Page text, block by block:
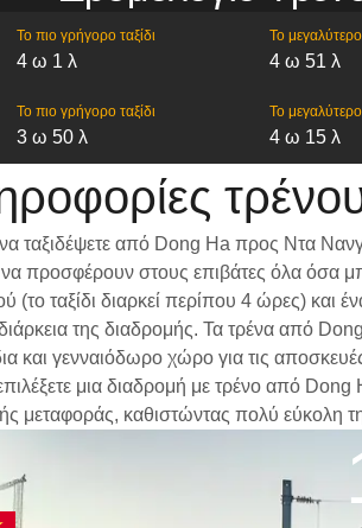
Το πιο γρήγορο ταξίδι
4 ω 1 λ
Το μεγαλύτερο
4 ω 51 λ
Το πιο γρήγορο ταξίδι
3 ω 50 λ
Το μεγαλύτερο
4 ω 15 λ
ταξιδέψετε από Dong Ha προς Ντα
προσφέρουν στους επιβάτες όλα όσα
(το ταξίδι διαρκεί περίπου 4 ώρες)
της διαδρομής. Τα τρένα από
γενναιόδωρο χώρο για τις
μια διαδρομή με τρένο από Dong
μεταφοράς, καθιστώντας πολύ εύκολη